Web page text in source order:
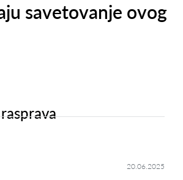
savetovanje ovog
20.06.2025